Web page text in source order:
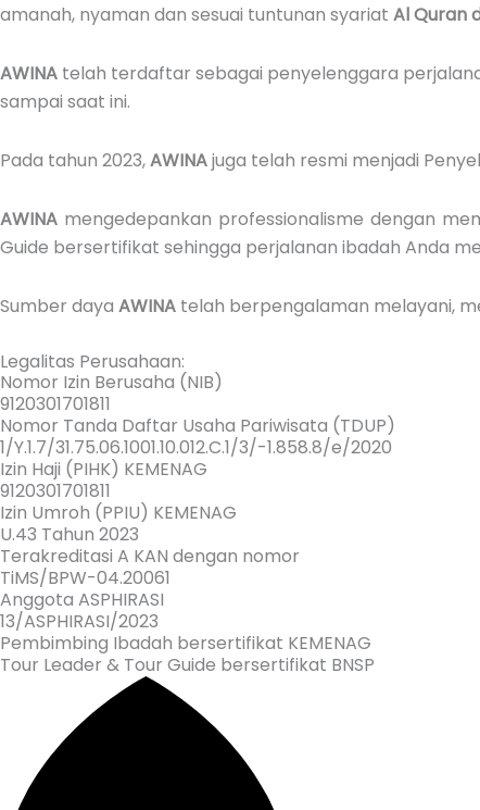
amanah, nyaman dan sesuai tuntunan syariat Al Quran
AWINA telah terdaftar sebagai penyelenggara
sampai saat ini.
Pada tahun 2023,AWINAjuga telah resmi menjadi
AWINA mengedepankan professionalisme dengan
Guide bersertifikat sehingga perjalanan ibadah Anda
Sumber daya AWINA telah berpengalaman melayani,
Legalitas Perusahaan:
Nomor Izin Berusaha (NIB)
9120301701811
Nomor Tanda Daftar Usaha Pariwisata (TDUP)
1/Y.1.7/31.75.06.1001.10.012.C.1/3/-1.858.8/e/2020
Izin Haji (PIHK) KEMENAG
9120301701811
Izin Umroh (PPIU) KEMENAG
U.43 Tahun 2023
Terakreditasi A KAN dengan nomor
TiMS/BPW-04.20061
Anggota ASPHIRASI
13/ASPHIRASI/2023
Pembimbing Ibadah bersertifikat KEMENAG
Tour Leader & Tour Guide bersertifikat BNSP